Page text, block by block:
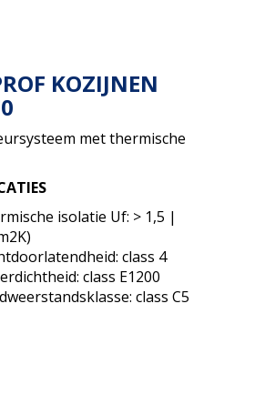
KOZIJNEN
met thermische
isolatie Uf: > 1,5 |
class 4
class E1200
class C5